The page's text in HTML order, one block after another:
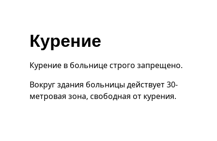
Курение
Курение в больнице строго запрещено.
Вокруг здания больницы действует 30-
метровая зона, свободная от курения.